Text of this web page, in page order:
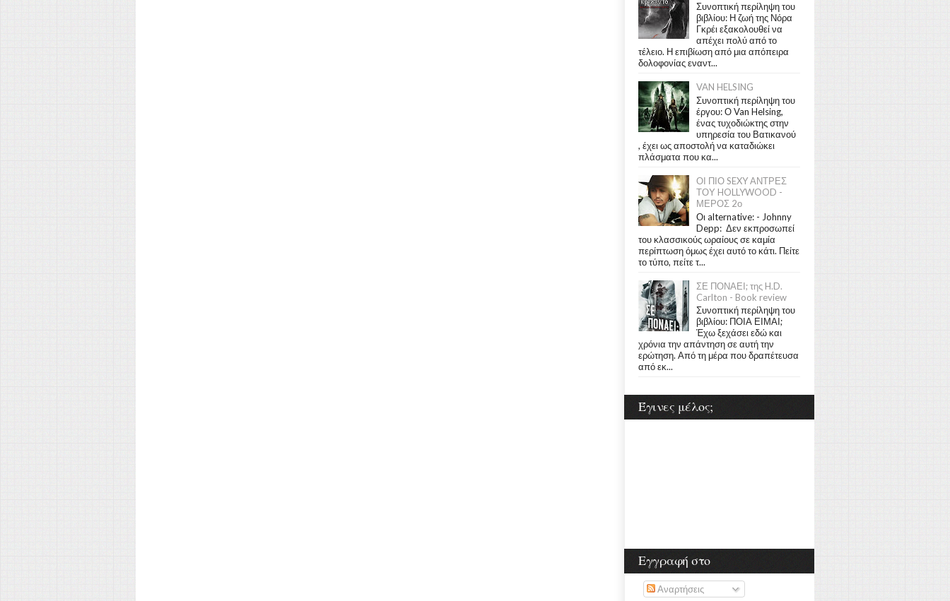
Συνοπτική περίληψη του
βιβλίου: Η ζωή της Νόρα
Γκρέι εξακολουθεί να
απέχει πολύ από το
τέλειο. Η επιβίωση από μια απόπειρα
δολοφονίας εναντ...
VAN HELSING
Συνοπτική περίληψη του
έργου: Ο Van Helsing,
ένας τυχοδιώκτης στην
υπηρεσία του Βατικανού
, έχει ως αποστολή να καταδιώκει
πλάσματα που κα...
ΟΙ ΠΙΟ SEXY ΑΝΤΡΕΣ
ΤΟΥ HOLLYWOOD -
ΜΕΡΟΣ 2ο
Οι alternative: - Johnny
Depp: Δεν εκπροσωπεί
του κλασσικούς ωραίους σε καμία
περίπτωση όμως έχει αυτό το κάτι. Πείτε
το τύπο, πείτε τ...
ΣΕ ΠΟΝΑΕΙ; της H.D.
Carlton - Book review
Συνοπτική περίληψη του
βιβλίου: ΠΟΙΑ ΕΙΜΑΙ;
Έχω ξεχάσει εδώ και
χρόνια την απάντηση σε αυτή την
ερώτηση. Από τη μέρα που δραπέτευσα
από εκ...
Έγινες μέλος;
Εγγραφή στο
Αναρτήσεις